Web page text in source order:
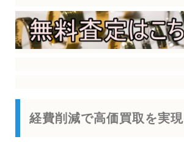
経費削減で高価買取を実現